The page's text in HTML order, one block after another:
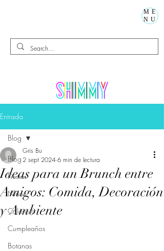
ME
NU
Entrada
Blog
Fiestas
Niños
Calorcito
Cumpleaños
Botanas
Blog
Ideas para un Brunch entre
Amigos: Comida, Decoración
y Ambiente
Gris Bu
2 sept 2024 6 min de lectura